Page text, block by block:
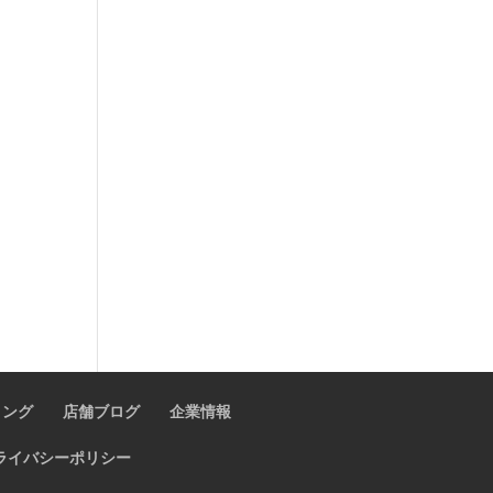
グ 店舗ブログ 企業情報
イバシーポリシー